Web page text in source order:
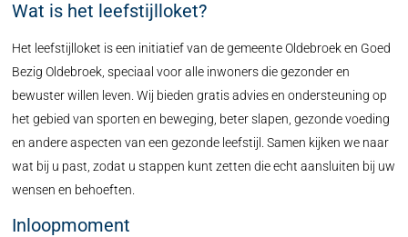
Wat is het leefstijlloket?
Het leefstijlloket is een initiatief van de gemeente Oldebroek en Goed
Bezig Oldebroek, speciaal voor alle inwoners die gezonder en
bewuster willen leven. Wij bieden gratis advies en ondersteuning op
het gebied van sporten en beweging, beter slapen, gezonde voeding
en andere aspecten van een gezonde leefstijl. Samen kijken we naar
wat bij u past, zodat u stappen kunt zetten die echt aansluiten bij uw
wensen en behoeften.
Inloopmoment